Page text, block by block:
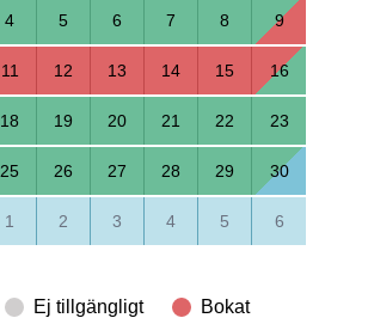
4 5 6 7 8 9
11 12 13 14 15 16
18 19 20 21 22 23
25 26 27 28 29 30
1 2 3 4 5 6
Ej tillgängligt Bokat